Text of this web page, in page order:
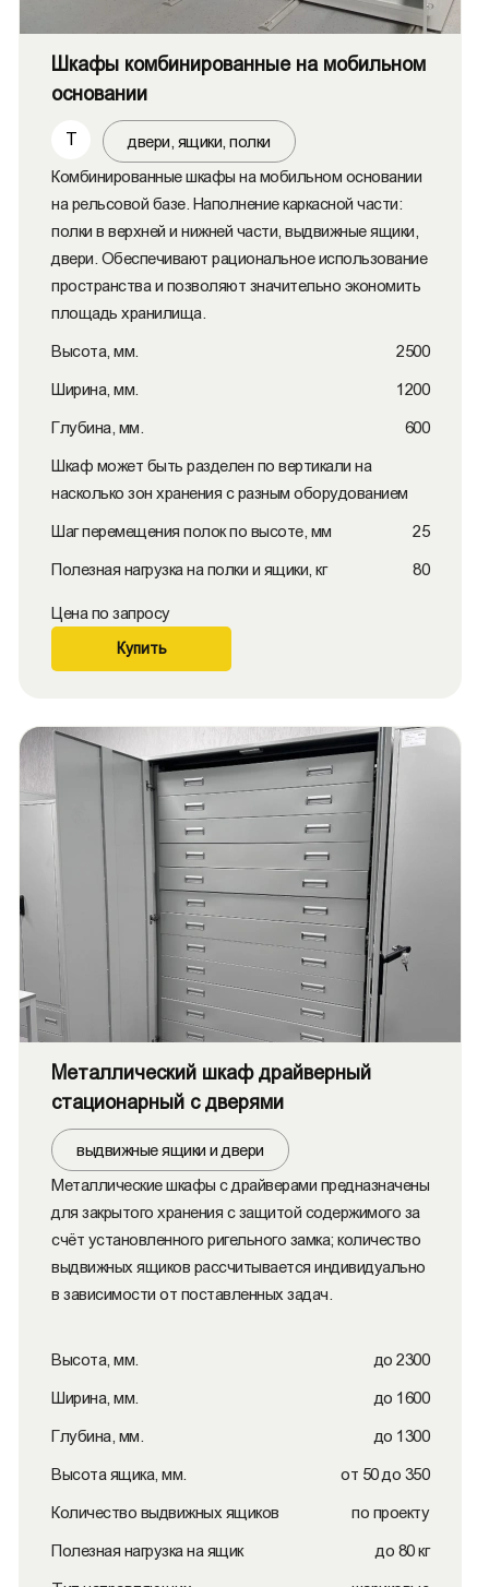
Шкафы комбинированные на мобильном
основании
Т
двери, ящики, полки
Комбинированные шкафы на мобильном основании
на рельсовой базе. Наполнение каркасной части:
полки в верхней и нижней части, выдвижные ящики,
двери. Обеспечивают рациональное использование
пространства и позволяют значительно экономить
площадь хранилища.
Высота, мм. 2500
Ширина, мм. 1200
Глубина, мм. 600
Шкаф может быть разделен по вертикали на
насколько зон хранения с разным оборудованием
Шаг перемещения полок по высоте, мм 25
Полезная нагрузка на полки и ящики, кг 80
Цена по запросу
Купить
Металлический шкаф драйверный
стационарный с дверями
выдвижные ящики и двери
Металлические шкафы с драйверами предназначены
для закрытого хранения с защитой содержимого за
счёт установленного ригельного замка; количество
выдвижных ящиков рассчитывается индивидуально
в зависимости от поставленных задач.
Высота, мм. до 2300
Ширина, мм. до 1600
Глубина, мм. до 1300
Высота ящика, мм. от 50 до 350
Количество выдвижных ящиков по проекту
Полезная нагрузка на ящик до 80 кг